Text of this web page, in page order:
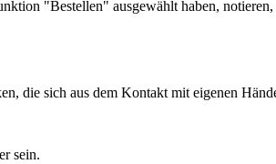
"Bestellen" ausgewählt haben,
die sich aus dem Kontakt mit eigenen
sein.